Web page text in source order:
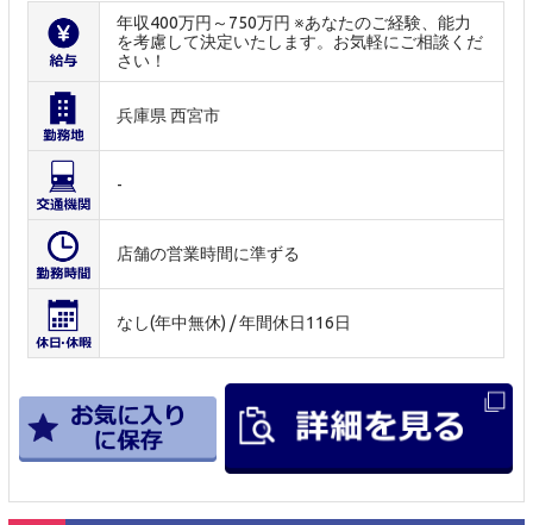
年収400万円～750万円 ※あなたのご経験、能力
を考慮して決定いたします。お気軽にご相談くだ
さい！
兵庫県 西宮市
-
店舗の営業時間に準ずる
なし(年中無休) / 年間休日116日